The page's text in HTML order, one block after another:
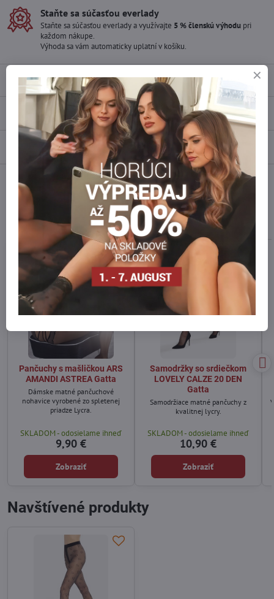
Staňte sa súčasťou everlady
Staňte sa súčasťou everlady a využívajte 5 % členskú výhodu pri
každom nákupe.
Výhoda sa vám automaticky uplatní v košíku.
Popis
0
0
TwitterBlueskyPinterestReddit LinkedInWhatsApp
E-
Podobné produkty
Pančuchy s mašličkou ARS
AMANDI ASTREA Gatta
Dámske matné pančuchové
nohavice vyrobené zo spletenej
priadze Lycra.
SKLADOM - odosielame ihneď
9,90 €
Zobraziť
Samodržky so srdiečkom
LOVELY CALZE 20 DEN
Gatta
Samodržiace matné pančuchy z
kvalitnej lycry.
SKLADOM - odosielame ihneď
10,90 €
Zobraziť
Navštívené produkty